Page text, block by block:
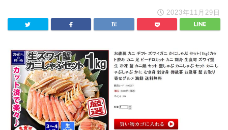
2023年11月29日